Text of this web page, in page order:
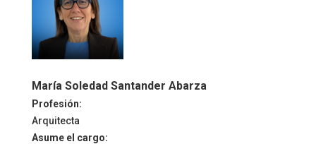
María Soledad Santander Abarza
Profesión:
Arquitecta
Asume el cargo: